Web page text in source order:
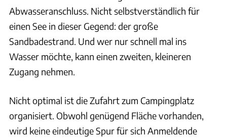
Abwasseranschluss. Nicht selbstverständlich für
einen See in dieser Gegend: der große
Sandbadestrand. Und wer nur schnell mal ins
Wasser möchte, kann einen zweiten, kleineren
Zugang nehmen.
Nicht optimal ist die Zufahrt zum Campingplatz
organisiert. Obwohl genügend Fläche vorhanden,
wird keine eindeutige Spur für sich Anmeldende